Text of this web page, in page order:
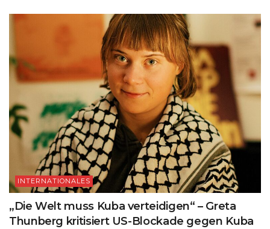
INTERNATIONALES
„Die Welt muss Kuba verteidigen“ – Greta
Thunberg kritisiert US-Blockade gegen Kuba